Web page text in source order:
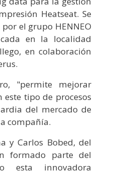
Heatseat. Se
el grupo HENNEO
en la localidad
en colaboración
"permite mejorar
tipo de procesos
del mercado de
compañía.
y Carlos Bobed, del
formado parte del
esta innovadora